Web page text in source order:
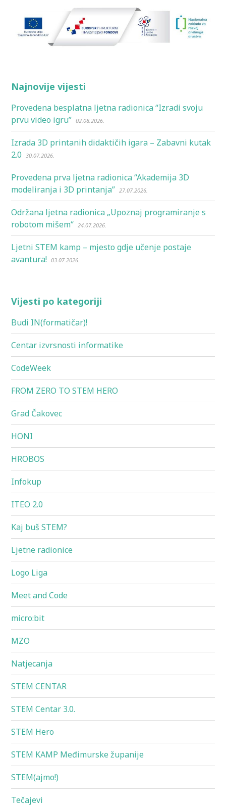
Najnovije vijesti
Provedena besplatna ljetna radionica “Izradi svoju
prvu video igru” 02.08.2026.
Izrada 3D printanih didaktičih igara – Zabavni kutak
2.0
30.07.2026.
Provedena prva ljetna radionica “Akademija 3D
modeliranja i 3D printanja” 27.07.2026.
Održana ljetna radionica „Upoznaj programiranje s
robotom mišem“ 24.07.2026.
Ljetni STEM kamp – mjesto gdje učenje postaje
avantura! 03.07.2026.
Vijesti po kategoriji
Budi IN(formatičar)!
Centar izvrsnosti informatike
CodeWeek
FROM ZERO TO STEM HERO
Grad Čakovec
HONI
HROBOS
Infokup
ITEO 2.0
Kaj buš STEM?
Ljetne radionice
Logo Liga
Meet and Code
micro:bit
MZO
Natjecanja
STEM CENTAR
STEM Centar 3.0.
STEM Hero
STEM KAMP Međimurske županije
STEM(ajmo!)
Tečajevi